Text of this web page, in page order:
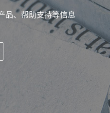
品、帮助支持等信息